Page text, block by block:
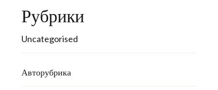
Рубрики
Uncategorised
Авторубрика